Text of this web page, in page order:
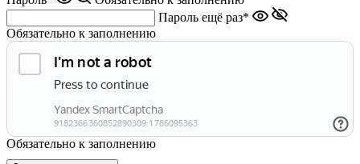
Пароль ещё раз*
Обязательно к заполнению
Обязательно к заполнению